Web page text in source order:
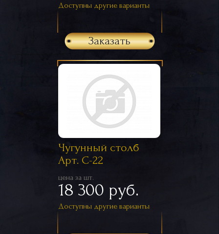
Доступны другие варианты
Заказать
Чугунный столб
Арт. С-22
цена за шт.
18 300 руб.
Доступны другие варианты